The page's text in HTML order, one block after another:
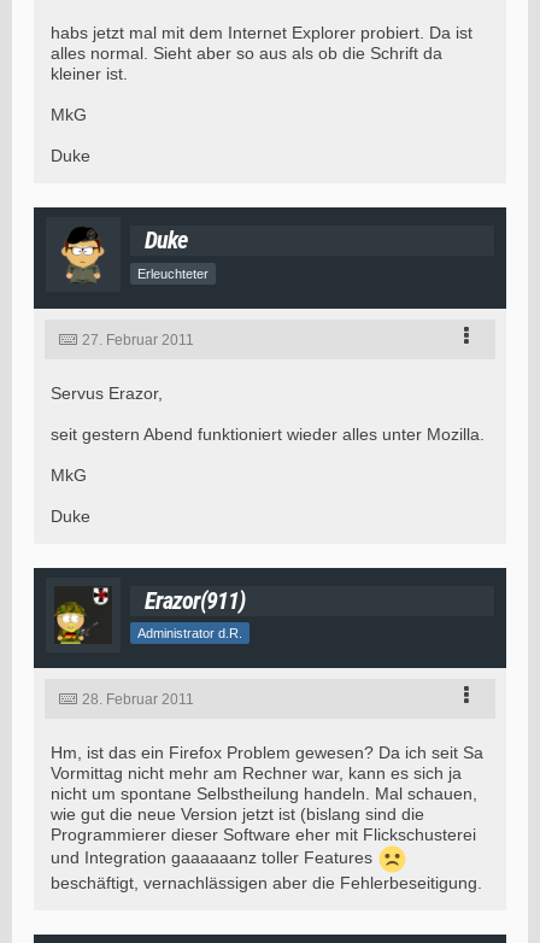
habs jetzt mal mit dem Internet Explorer probiert. Da ist
alles normal. Sieht aber so aus als ob die Schrift da
kleiner ist.
MkG
Duke
Duke
Erleuchteter
27. Februar 2011
Servus Erazor,
seit gestern Abend funktioniert wieder alles unter Mozilla.
MkG
Duke
Erazor(911)
Administrator d.R.
28. Februar 2011
Hm, ist das ein Firefox Problem gewesen? Da ich seit Sa
Vormittag nicht mehr am Rechner war, kann es sich ja
nicht um spontane Selbstheilung handeln. Mal schauen,
wie gut die neue Version jetzt ist (bislang sind die
Programmierer dieser Software eher mit Flickschusterei
und Integration gaaaaaanz toller Features
beschäftigt, vernachlässigen aber die Fehlerbeseitigung.